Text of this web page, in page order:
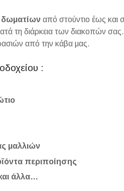
δωματίων από στούντιο έως και
τη διάρκεια των διακοπών
από την κάβα μας.
:
μαλλιών
περιποίησης
άλλα…